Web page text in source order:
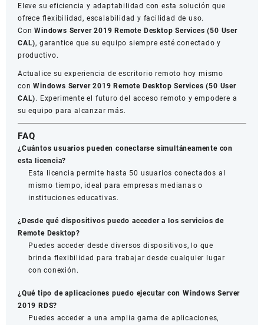
Eleve su eficiencia y adaptabilidad con esta solución que
ofrece flexibilidad, escalabilidad y facilidad de uso.
ConWindows Server 2019 Remote Desktop Services (50 User
CAL), garantice que su equipo siempre esté conectado y
productivo.
Actualice su experiencia de escritorio remoto hoy mismo
conWindows Server 2019 Remote Desktop Services (50 User
CAL). Experimente el futuro del acceso remoto y empodere a
su equipo para alcanzar más.
FAQ
¿Cuántos usuarios pueden conectarse simultáneamente con
esta licencia?
Esta licencia permite hasta 50 usuarios conectados al
mismo tiempo, ideal para empresas medianas o
instituciones educativas.
¿Desde qué dispositivos puedo acceder a los servicios de
Remote Desktop?
Puedes acceder desde diversos dispositivos, lo que
brinda flexibilidad para trabajar desde cualquier lugar
con conexión.
¿Qué tipo de aplicaciones puedo ejecutar con Windows Server
2019 RDS?
Puedes acceder a una amplia gama de aplicaciones,